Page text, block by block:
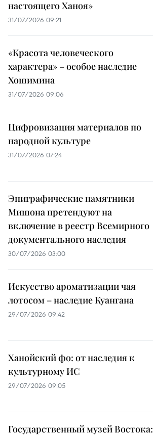
настоящего Ханоя»
31/07/2026 09:21
«Красота человеческого
характера» – особое наследие
Хошимина
31/07/2026 09:06
Цифровизация материалов по
народной культуре
31/07/2026 07:24
Эпиграфические памятники
Мишона претендуют на
включение в реестр Всемирного
документального наследия
30/07/2026 03:00
Искусство ароматизации чая
лотосом – наследие Куангана
29/07/2026 09:42
Ханойский фо: от наследия к
культурному ИС
29/07/2026 09:05
Государственный музей Востока: